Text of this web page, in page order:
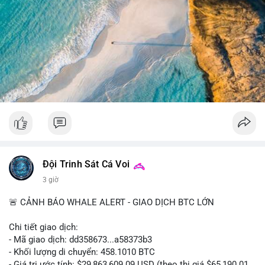
giao dịch này trong vài khối tiếp theo. Nếu BTC vào ví sàn, cần
chuẩn bị cho biến động giá tăng; nếu vào ví lạnh, có thể yên
tâm hơn về xu hướng dài hạn. Không nên hành động vội vàng
dựa trên một giao dịch đơn lẻ, hãy quan sát thêm dòng tiền
trong 24-48 giờ để xác nhận xu hướng.
#52dot09btc #chuyenvilanh #tichluydaihan #mempoolbtc
#giaodichlon
Đội Trinh Sát Cá Voi
3 giờ
🚨 CẢNH BÁO WHALE ALERT - GIAO DỊCH BTC LỚN
Chi tiết giao dịch:
- Mã giao dịch: dd358673...a58373b3
- Khối lượng di chuyển: 458.1010 BTC